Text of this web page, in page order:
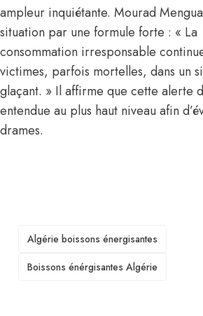
ampleur inquiétante. Mourad
situation par une formule forte : « La
consommation irresponsable
victimes, parfois mortelles, dans un
glaçant. » Il affirme que cette alerte
entendue au plus haut niveau afin
drames.
TAGS
Algérie boissons énergisantes
Boissons énérgisantes Algérie